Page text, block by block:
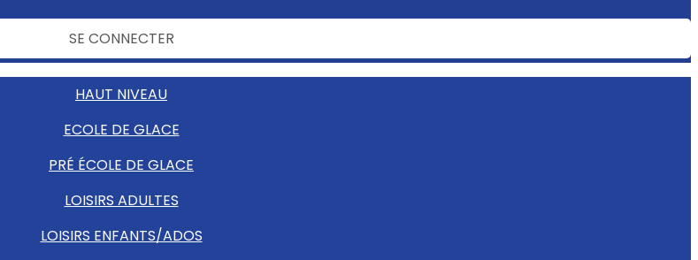
SE CONNECTER
HAUT NIVEAU
ECOLE DE GLACE
PRÉ ÉCOLE DE GLACE
LOISIRS ADULTES
LOISIRS ENFANTS/ADOS